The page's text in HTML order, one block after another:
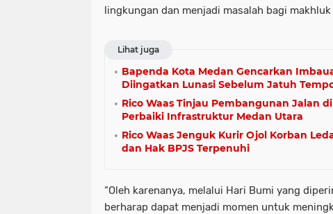
lingkungan dan menjadi masalah bagi
Lihat juga
Bapenda Kota Medan Gencarkan
Diingatkan Lunasi Sebelum Jatuh
Rico Waas Tinjau Pembangunan Jalan
Perbaiki Infrastruktur Medan Utara
Rico Waas Jenguk Kurir Ojol Korban
dan Hak BPJS Terpenuhi
“Oleh karenanya, melalui Hari Bumi yang
berharap dapat menjadi momen untuk